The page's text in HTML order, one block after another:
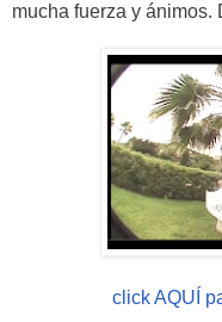
mucha fuerza y ánimos.
click AQUÍ